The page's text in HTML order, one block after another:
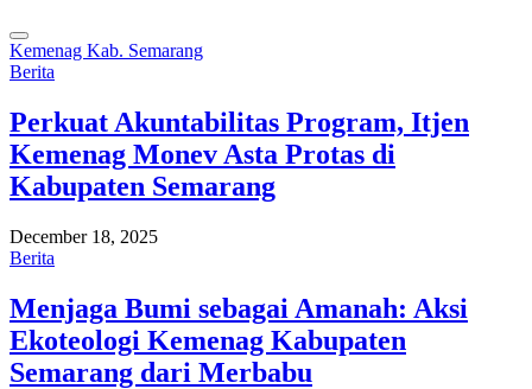
Kemenag Kab. Semarang
Berita
Perkuat Akuntabilitas Program, Itjen
Kemenag Monev Asta Protas di
Kabupaten Semarang
December 18, 2025
Berita
Menjaga Bumi sebagai Amanah: Aksi
Ekoteologi Kemenag Kabupaten
Semarang dari Merbabu